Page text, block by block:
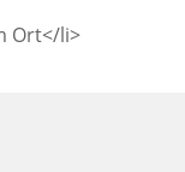
Ort</li>